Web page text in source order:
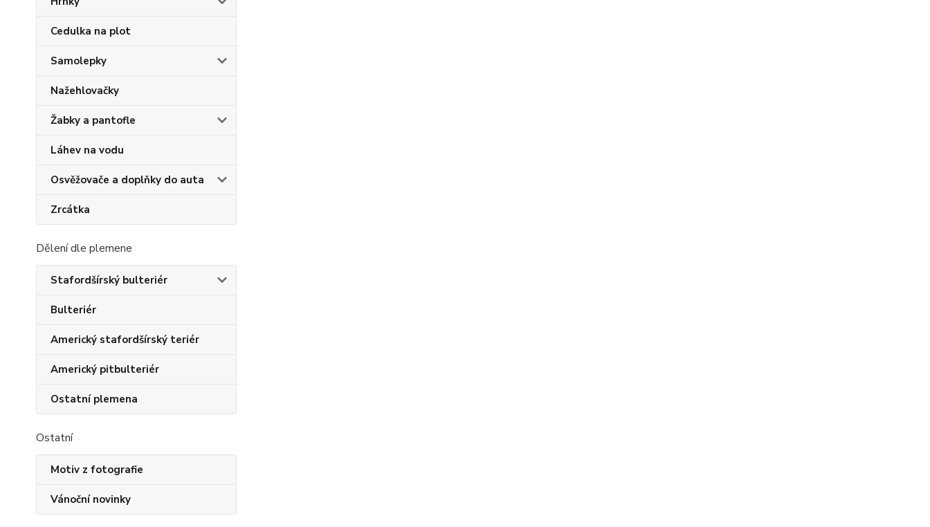
Cedulka na plot
Samolepky
Nažehlovačky
Žabky a pantofle
Láhev na vodu
Osvěžovače a doplňky do auta
Zrcátka
Dělení dle plemene
Stafordšírský bulteriér
Bulteriér
Americký stafordšírský teriér
Americký pitbulteriér
Ostatní plemena
Ostatní
Motiv z fotografie
Vánoční novinky